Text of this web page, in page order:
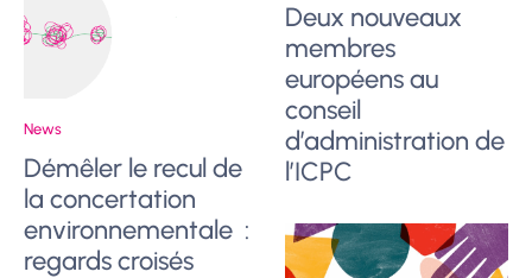
News
Démêler le recul de
la concertation
environnementale :
regards croisés
Deux nouveaux
membres
européens au
conseil
d’administration de
l’ICPC